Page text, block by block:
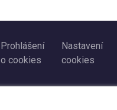
Prohlášení
o cookies
Nastavení
cookies